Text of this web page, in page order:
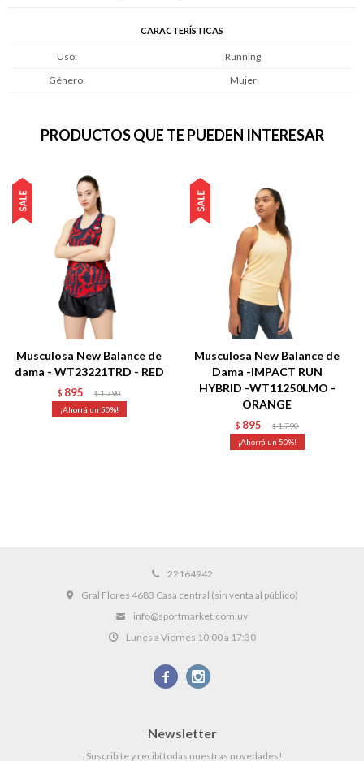
CARACTERÍSTICAS
Uso
Running
Género
Mujer
PRODUCTOS QUE TE PUEDEN INTERESAR
Musculosa New Balance de
dama - WT23221TRD - RED
$ 895 $ 1.790
50
Musculosa New Balance de
Dama -IMPACT RUN
HYBRID -WT11250LMO -
ORANGE
$ 895 $ 1.790
50
22164942
Gral Flores 4683 Casa central (sin venta al público)
info@sportmarket.com.uy
Lunes a Viernes 10:00 a 17:30
 
Newsletter
¡Suscribite y recibí todas nuestras novedades!